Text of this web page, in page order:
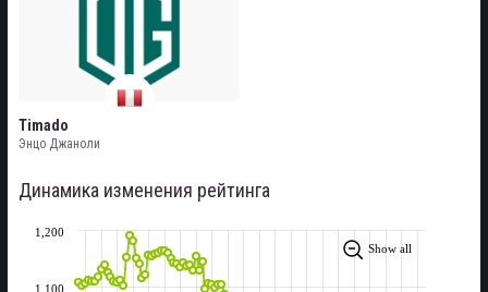
Timado
Энцо Джаноли
Динамика изменения рейтинга
1,100
1,200
Show all